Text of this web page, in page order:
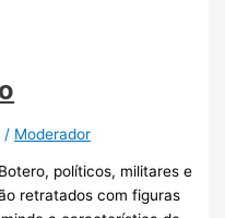
/ Moderador
políticos, militares e
retratados com figuras